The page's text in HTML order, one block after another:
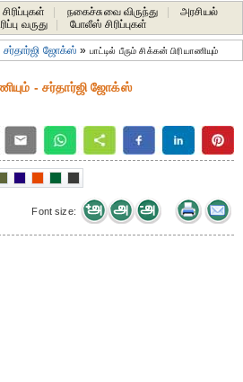
நகைச்சுவை விருந்து
அரசியல்
வருது போலீஸ் சிரிப்புகள்
சர்தார்ஜி ஜோக்ஸ் » பாட்டில் பீரும் சிக்கன் பிரியாணியும்
- சர்தார்ஜி ஜோக்ஸ்
Font size: